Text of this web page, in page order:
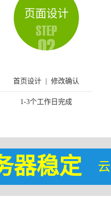
页面设计
首页设计 | 修改确认
1-3个工作日完成
器稳定